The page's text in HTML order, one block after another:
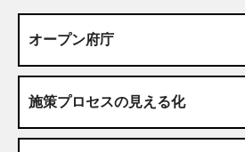
オープン府庁
施策プロセスの見える化